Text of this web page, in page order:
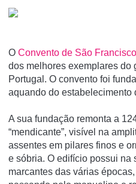
O Convento de São
dos melhores exemplares do
Portugal. O convento foi
aquando do estabelecimento
A sua fundação remonta a
“mendicante”, visível na
assentes em pilares finos e
e sóbria. O edifício possui na
marcantes das várias